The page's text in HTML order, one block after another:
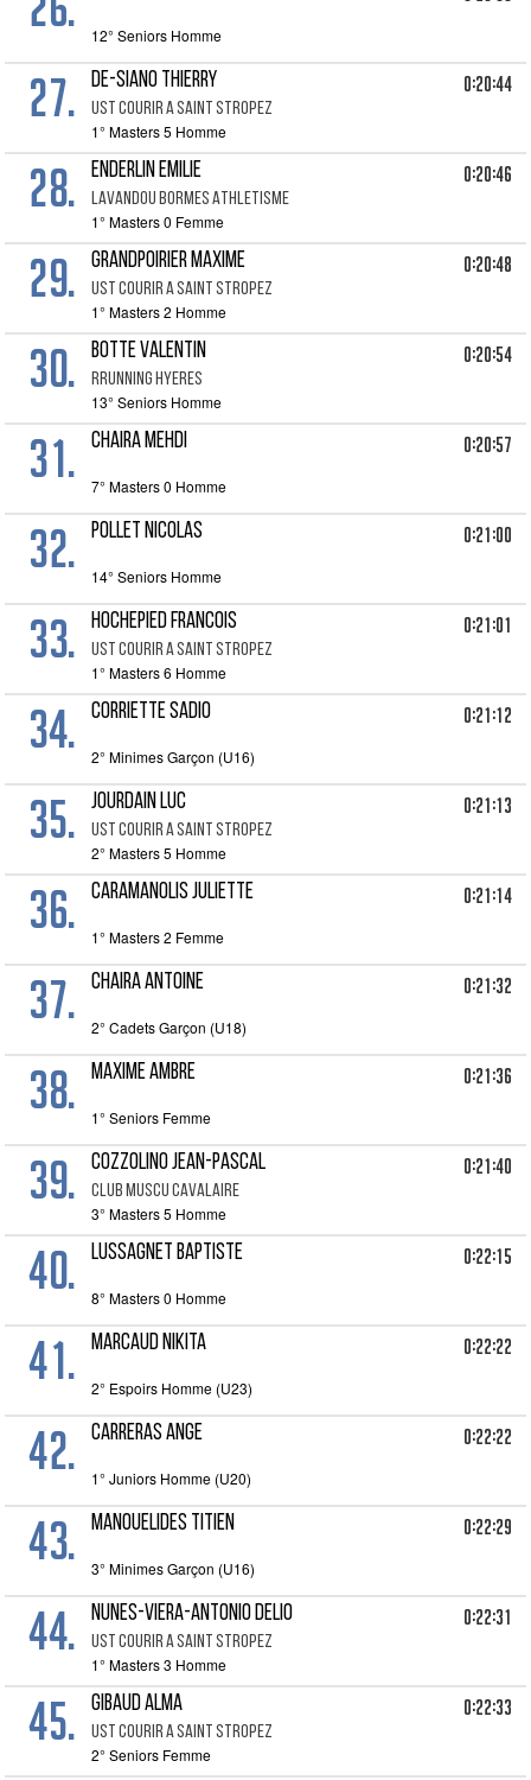
12° Seniors Homme
27. DE-SIANO THIERRY
UST COURIR A SAINT STROPEZ
0:20:44
1° Masters 5 Homme
28. ENDERLIN EMILIE
LAVANDOU BORMES ATHLETISME
0:20:46
1° Masters 0 Femme
29. GRANDPOIRIER MAXIME
UST COURIR A SAINT STROPEZ
0:20:48
1° Masters 2 Homme
30. BOTTE VALENTIN
RRUNNING HYERES
0:20:54
13° Seniors Homme
31. CHAIRA MEHDI 0:20:57
7° Masters 0 Homme
32. POLLET NICOLAS 0:21:00
14° Seniors Homme
33. HOCHEPIED FRANCOIS
UST COURIR A SAINT STROPEZ
0:21:01
1° Masters 6 Homme
34. CORRIETTE SADIO 0:21:12
2° Minimes Garçon (U16)
35. JOURDAIN LUC
UST COURIR A SAINT STROPEZ
0:21:13
2° Masters 5 Homme
36. CARAMANOLIS JULIETTE 0:21:14
1° Masters 2 Femme
37. CHAIRA ANTOINE 0:21:32
2° Cadets Garçon (U18)
38. MAXIME AMBRE 0:21:36
1° Seniors Femme
39. COZZOLINO JEAN-PASCAL
CLUB MUSCU CAVALAIRE
0:21:40
3° Masters 5 Homme
40. LUSSAGNET BAPTISTE 0:22:15
8° Masters 0 Homme
41. MARCAUD NIKITA 0:22:22
2° Espoirs Homme (U23)
42. CARRERAS ANGE 0:22:22
1° Juniors Homme (U20)
43. MANOUELIDES TITIEN 0:22:29
3° Minimes Garçon (U16)
44. NUNES-VIERA-ANTONIO DELIO
UST COURIR A SAINT STROPEZ
0:22:31
1° Masters 3 Homme
45. GIBAUD ALMA
UST COURIR A SAINT STROPEZ
0:22:33
2° Seniors Femme